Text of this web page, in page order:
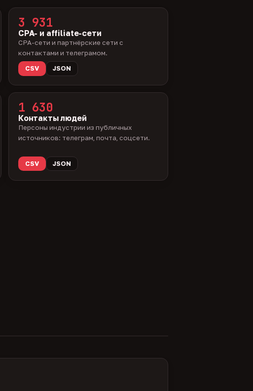
3 931
CPA- и affiliate-сети
CPA-сети и партнёрские сети с
контактами и телеграмом.
CSV
JSON
1 630
Контакты людей
Персоны индустрии из публичных
источников: телеграм, почта, соцсети.
CSV JSON